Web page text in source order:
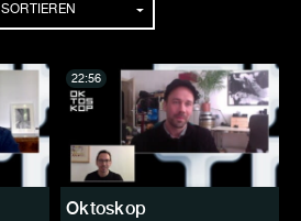
SORTIEREN
Oktoskop
22:56